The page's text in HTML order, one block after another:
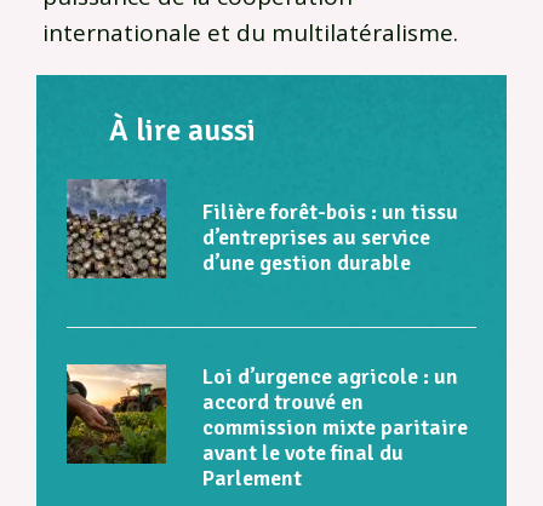
internationale et du multilatéralisme.
À lire aussi
Filière forêt-bois : un tissu
d’entreprises au service
d’une gestion durable
Loi d’urgence agricole : un
accord trouvé en
commission mixte paritaire
avant le vote final du
Parlement